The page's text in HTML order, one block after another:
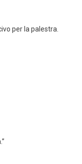
per la palestra.